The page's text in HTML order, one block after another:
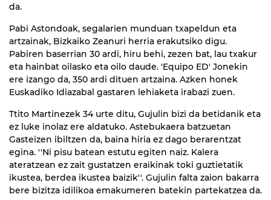
da.
Pabi Astondoak, segalarien munduan txapeldun eta
artzainak, Bizkaiko Zeanuri herria erakutsiko digu.
Pabiren baserrian 30 ardi, hiru behi, zezen bat, lau txakur
eta hainbat oilasko eta oilo daude. 'Equipo ED' Jonekin
ere izango da, 350 ardi dituen artzaina. Azken honek
Euskadiko Idiazabal gastaren lehiaketa irabazi zuen.
Ttito Martinezek 34 urte ditu, Gujulin bizi da betidanik eta
ez luke inolaz ere aldatuko. Astebukaera batzuetan
Gasteizen ibiltzen da, baina hiria ez dago berarentzat
egina. ''Ni pisu batean estutu egiten naiz. Kalera
ateratzean ez zait gustatzen eraikinak toki guztietatik
ikustea, berdea ikustea baizik''. Gujulin falta zaion bakarra
bere bizitza idilikoa emakumeren batekin partekatzea da.